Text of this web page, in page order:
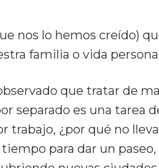
nos lo hemos creído)
familia o vida
que tratar de
separado es una tarea
trabajo, ¿por qué no
para dar un paseo,